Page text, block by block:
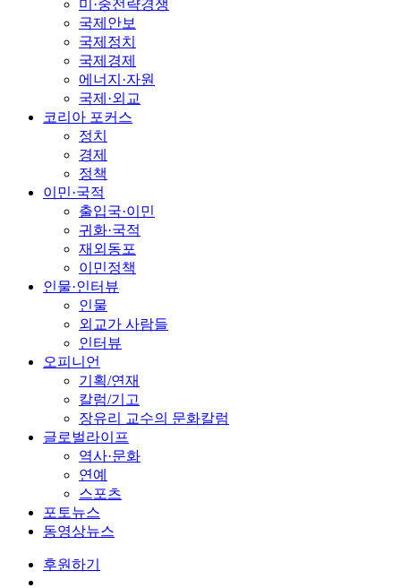
미·중전략경쟁
국제안보
국제정치
국제경제
에너지·자원
국제·외교
코리아 포커스
정치
경제
정책
이민·국적
출입국·이민
귀화·국적
재외동포
이민정책
인물·인터뷰
인물
외교가 사람들
인터뷰
오피니언
기획/연재
칼럼/기고
장유리 교수의 문화칼럼
글로벌라이프
역사·문화
연예
스포츠
포토뉴스
동영상뉴스
후원하기